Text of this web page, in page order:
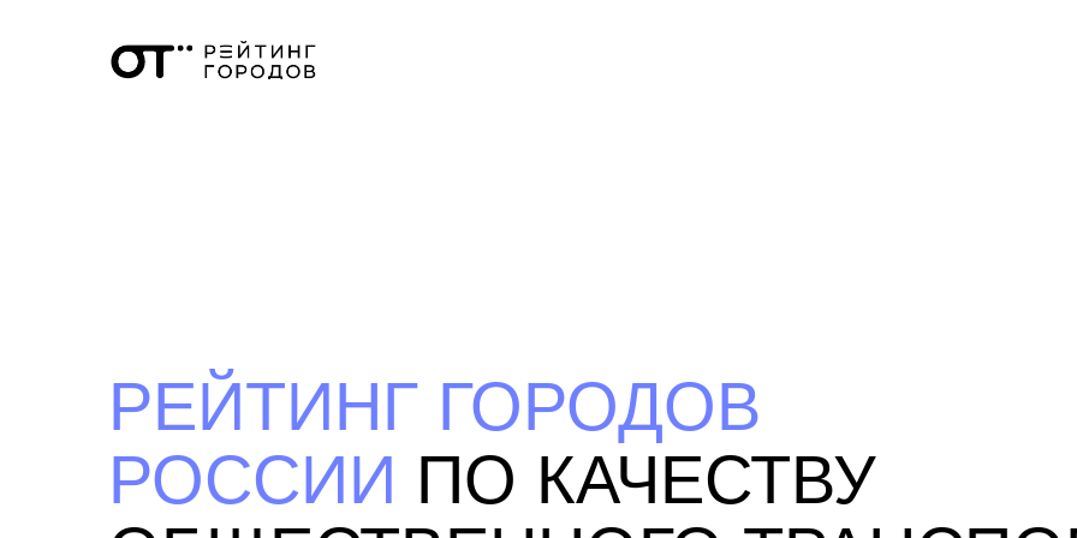
РЕЙТИНГ ГОРОДОВ
РОССИИ ПО КАЧЕСТВУ